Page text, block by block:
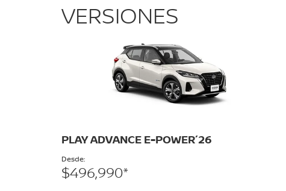
VERSIONES
PLAY ADVANCE E-POWER´26
Desde:
$496,990*